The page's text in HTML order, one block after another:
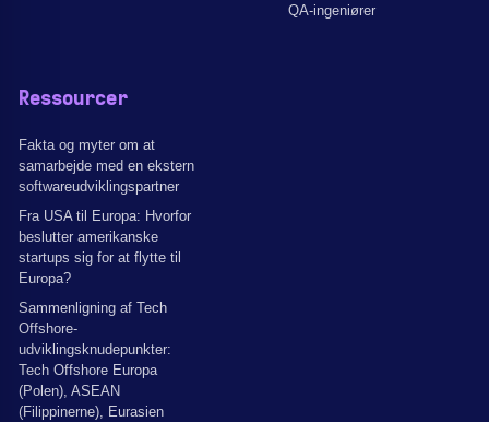
QA-ingeniører
Ressourcer
Fakta og myter om at
samarbejde med en ekstern
softwareudviklingspartner
Fra USA til Europa: Hvorfor
beslutter amerikanske
startups sig for at flytte til
Europa?
Sammenligning af Tech
Offshore-
udviklingsknudepunkter:
Tech Offshore Europa
(Polen), ASEAN
(Filippinerne), Eurasien